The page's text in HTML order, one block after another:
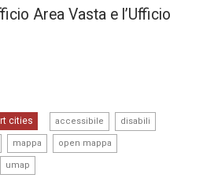
Area Vasta e l’Ufficio
cities accessibile disabili
mappa open mappa
umap